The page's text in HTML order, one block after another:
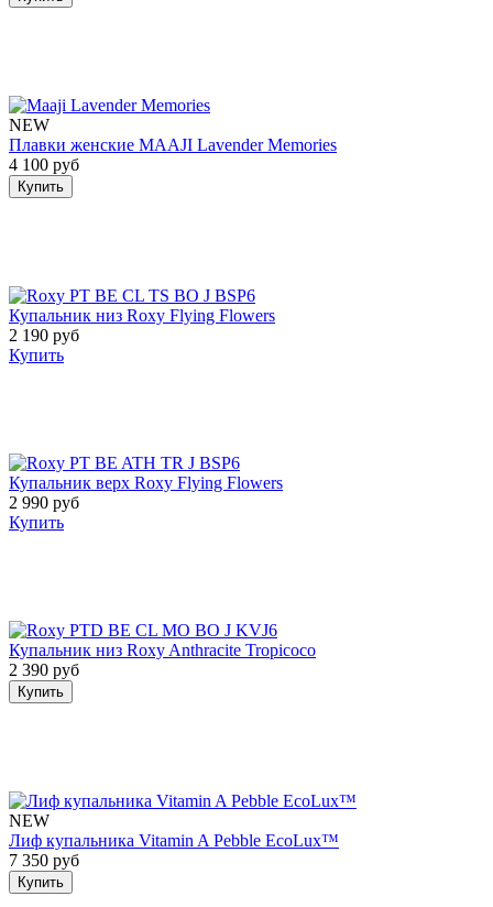
NEW
Плавки женские MAAJI Lavender Memories
4 100 руб
Купить
Купальник низ Roxy Flying Flowers
2 190 руб
Купить
Купальник верх Roxy Flying Flowers
2 990 руб
Купить
Купальник низ Roxy Anthracite Tropicoco
2 390 руб
Купить
NEW
Лиф купальника Vitamin A Pebble EcoLux™
7 350 руб
Купить